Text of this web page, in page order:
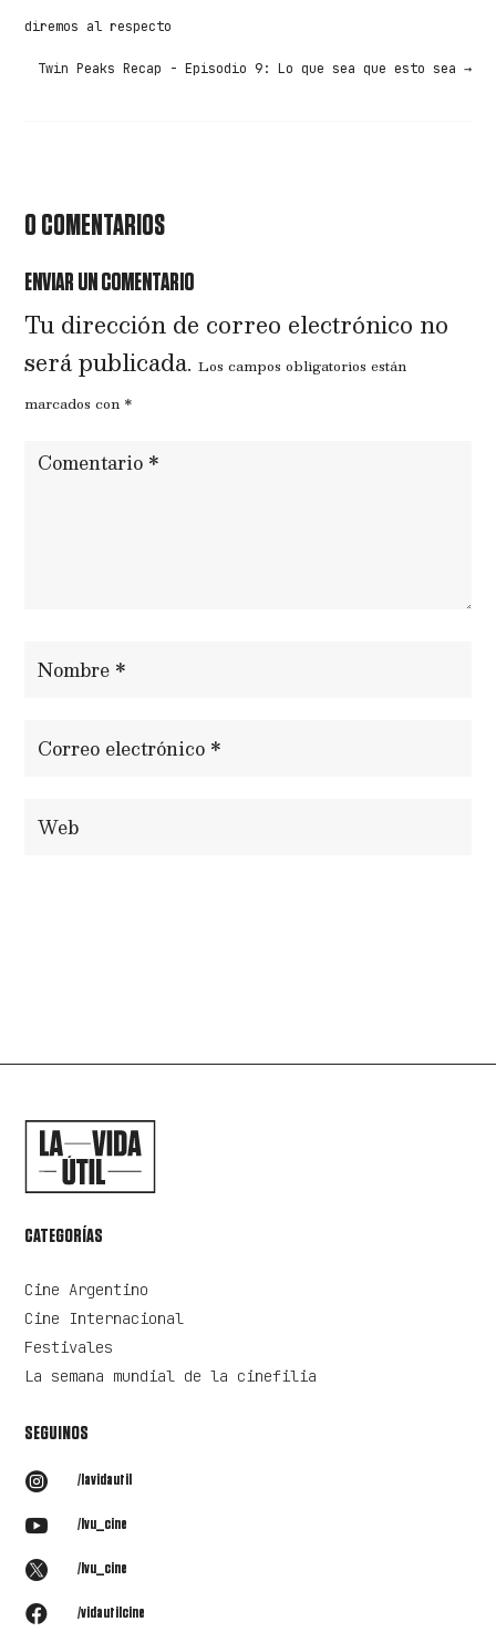
diremos al respecto
Twin Peaks Recap - Episodio 9: Lo que sea que esto sea →
0 COMENTARIOS
ENVIAR UN COMENTARIO
Tu dirección de correo electrónico no
será publicada. Los campos obligatorios están
marcados con *
CATEGORÍAS
Cine Argentino
Cine Internacional
Festivales
La semana mundial de la cinefilia
SEGUINOS
 /lavidautil
 /lvu_cine
 /lvu_cine
 /vidautilcine